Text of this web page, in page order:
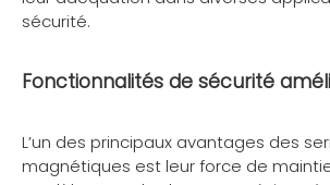
sécurité.
Fonctionnalités de sécurité
L’un des principaux avantages des
magnétiques est leur force de